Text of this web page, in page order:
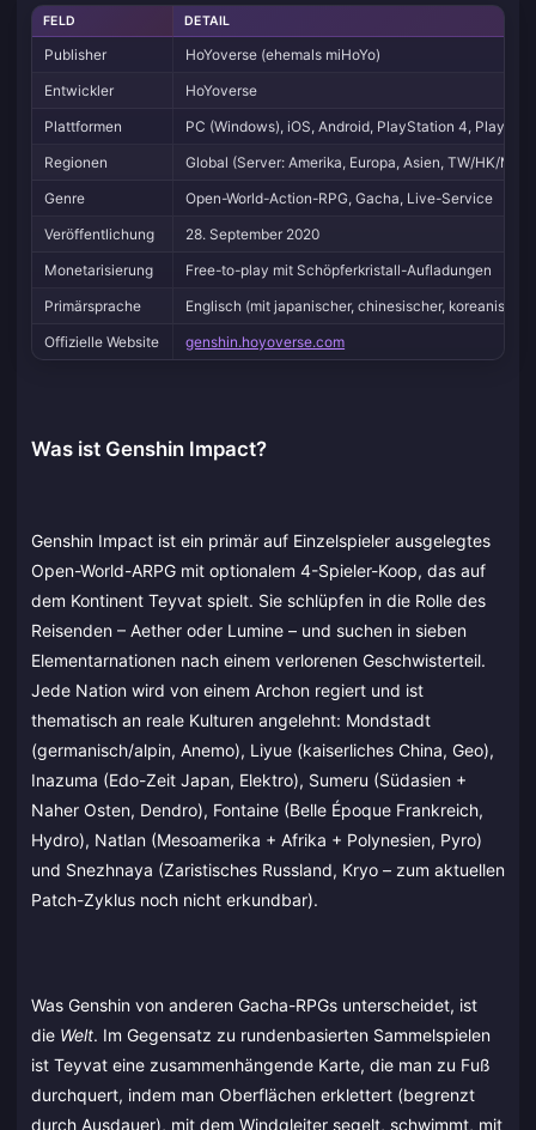
FELD DETAIL
Publisher
HoYoverse (ehemals miHoYo)
Entwickler
HoYoverse
Plattformen
PC (Windows), iOS, Android, PlayStation 4,
Regionen
Global (Server: Amerika, Europa, Asien, TW/HK/MO)
Genre
Open-World-Action-RPG, Gacha, Live-Service
Veröffentlichung
28. September 2020
Monetarisierung
Free-to-play mit Schöpferkristall-Aufladungen
Primärsprache
Englisch (mit japanischer, chinesischer,
Offizielle Website
genshin.hoyoverse.com
Was ist Genshin Impact?
Genshin Impact ist ein primär auf Einzelspieler ausgelegtes
Open-World-ARPG mit optionalem 4-Spieler-Koop, das auf
dem Kontinent Teyvat spielt. Sie schlüpfen in die Rolle des
Reisenden – Aether oder Lumine – und suchen in sieben
Elementarnationen nach einem verlorenen Geschwisterteil.
Jede Nation wird von einem Archon regiert und ist
thematisch an reale Kulturen angelehnt: Mondstadt
(germanisch/alpin, Anemo), Liyue (kaiserliches China, Geo),
Inazuma (Edo-Zeit Japan, Elektro), Sumeru (Südasien +
Naher Osten, Dendro), Fontaine (Belle Époque Frankreich,
Hydro), Natlan (Mesoamerika + Afrika + Polynesien, Pyro)
und Snezhnaya (Zaristisches Russland, Kryo – zum aktuellen
Patch-Zyklus noch nicht erkundbar).
Was Genshin von anderen Gacha-RPGs unterscheidet, ist
die Welt. Im Gegensatz zu rundenbasierten Sammelspielen
ist Teyvat eine zusammenhängende Karte, die man zu Fuß
durchquert, indem man Oberflächen erklettert (begrenzt
durch Ausdauer), mit dem Windgleiter segelt, schwimmt, mit